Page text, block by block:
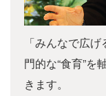
「みんなで広
門的な“食育”を
きます。